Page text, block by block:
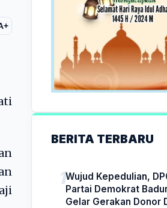
BERITA TERBARU
Wujud Kepedulian,
Partai Demokrat
Gelar Gerakan Donor